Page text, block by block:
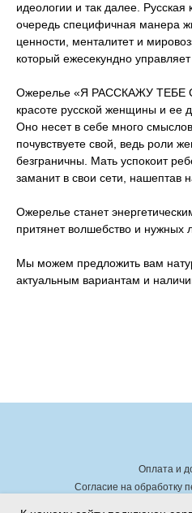
идеологии и так далее. Русская
очередь специфичная манера
ценности, менталитет и
который ежесекундно управляет
Ожерелье «Я РАССКАЖУ ТЕБЕ
красоте русской женщины и ее
Оно несет в себе много
почувствуете свой, ведь роли
безграничны. Мать успокоит
заманит в свои сети, нашептав
Ожерелье станет
притянет волшебство и нужных
Мы можем предложить вам
актуальным вариантам и
Оплата и
Согласие на обработку